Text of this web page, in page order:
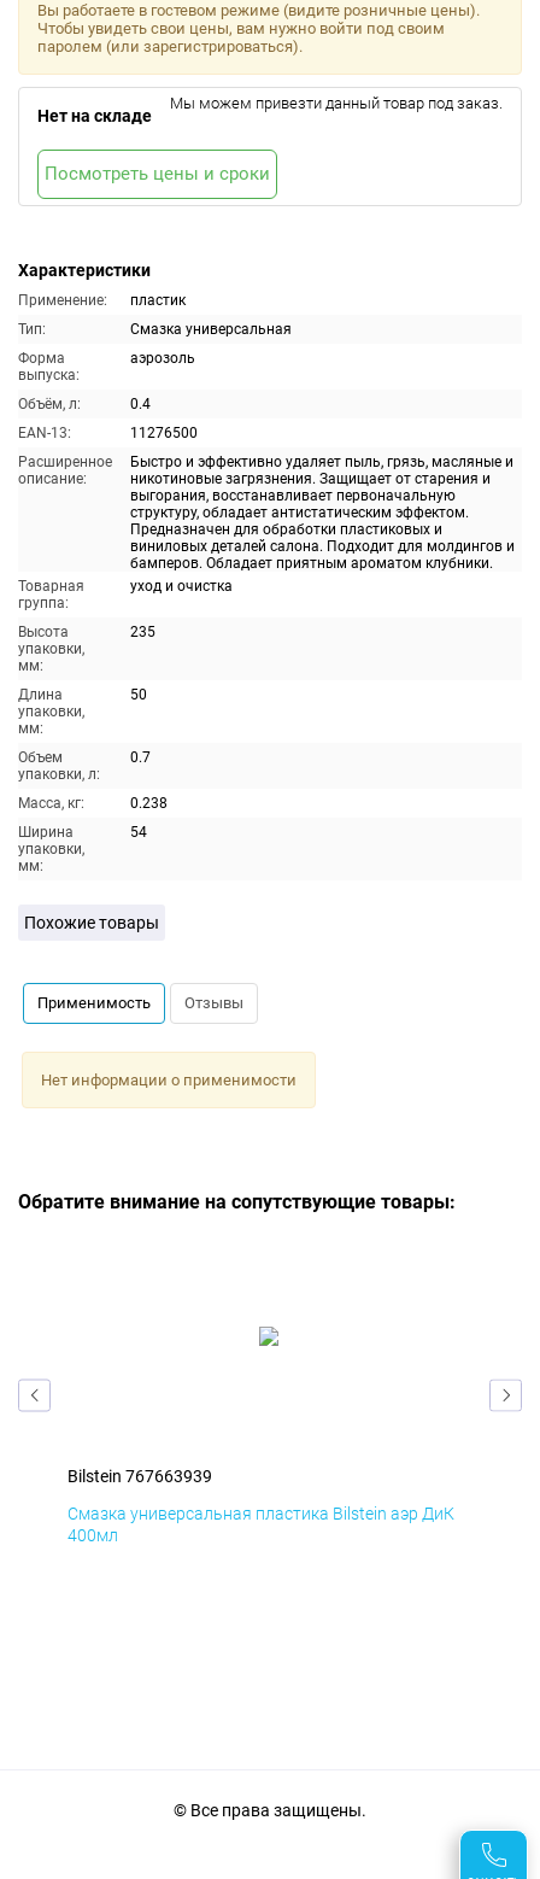
Характеристики
Применение:
пластик
Тип:
Смазка универсальная
Форма
выпуска:
аэрозоль
Объём, л:
0.4
EAN-13:
11276500
Расширенное
описание:
Быстро и эффективно удаляет пыль, грязь, масляные и
никотиновые загрязнения. Защищает от старения и
выгорания, восстанавливает первоначальную
структуру, обладает антистатическим эффектом.
Предназначен для обработки пластиковых и
виниловых деталей салона. Подходит для молдингов и
бамперов. Обладает приятным ароматом клубники.
Товарная
группа:
уход и очистка
Высота
упаковки,
мм:
235
Длина
упаковки,
мм:
50
Объем
упаковки, л:
0.7
Масса, кг:
0.238
Ширина
упаковки,
мм:
54
Вы работаете в гостевом режиме (видите розничные цены).
Чтобы увидеть свои цены, вам нужно войти под своим
паролем (или зарегистрироваться).
Нет на складе
Мы можем привезти данный товар под заказ.
Посмотреть цены и сроки
Похожие товары
Применимость Отзывы
Нет информации о применимости
Обратите внимание на сопутствующие товары:
Bilstein 767663939
Смазка универсальная пластика Bilstein аэр ДиК
400мл
© Все права защищены.